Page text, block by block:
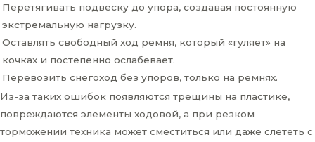
Перетягивать подвеску до упора, создавая постоянную
экстремальную нагрузку.
Оставлять свободный ход ремня, который «гуляет» на
кочках и постепенно ослабевает.
Перевозить снегоход без упоров, только на ремнях.
Из-за таких ошибок появляются трещины на пластике,
повреждаются элементы ходовой, а при резком
торможении техника может сместиться или даже слететь с